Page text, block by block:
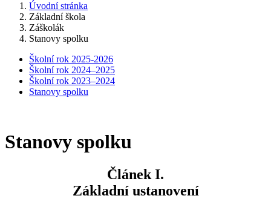
Úvodní stránka
Základní škola
Záškolák
Stanovy spolku
Školní rok 2025-2026
Školní rok 2024–2025
Školní rok 2023–2024
Stanovy spolku
Stanovy spolku
Článek I.
Základní ustanovení